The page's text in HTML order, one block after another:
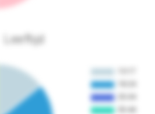
Leeftijd